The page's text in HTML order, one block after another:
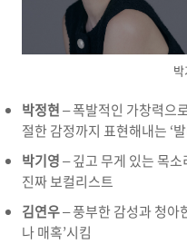
박정현– 폭발적인 가창력으
절한 감정까지 표현해내는 ‘
박기영– 깊고 무게 있는 목
진짜 보컬리스트
김연우– 풍부한 감성과 청아
나 매혹’시킴